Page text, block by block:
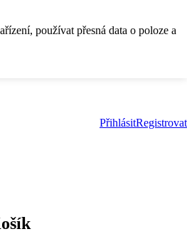
používat přesná data o poloze a
PřihlásitRegistrovat